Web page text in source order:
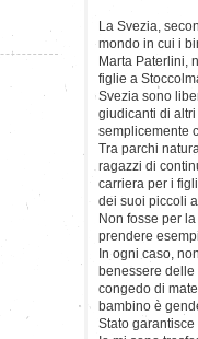
La Svezia,
mondo in cui i
Marta Paterlini,
figlie a
Svezia sono
giudicanti di
semplicemente
Tra parchi
ragazzi di
carriera per i
dei suoi piccoli
Non fosse per
prendere
In ogni caso,
benessere delle
congedo di
bambino è
Stato garantisce